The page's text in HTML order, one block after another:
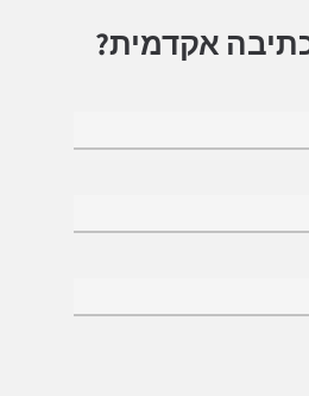
אקדמית?